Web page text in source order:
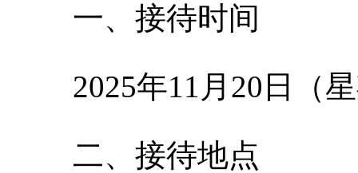
一、接待时间
2025年11月20日（
二、接待地点